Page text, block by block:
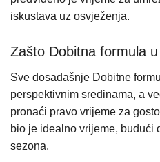
iskustava uz osvježenja.
Zašto Dobitna formula
Sve dosadašnje Dobitne
perspektivnim sredinama, a
pronaći pravo vrijeme za
bio je idealno vrijeme, budući
sezona.